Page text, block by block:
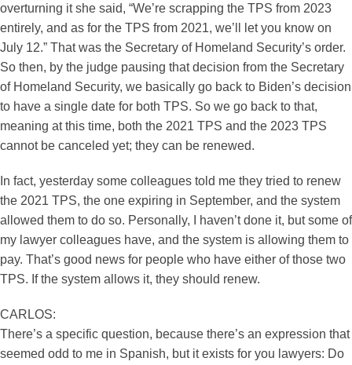
overturning it she said, “We’re scrapping the TPS from 2023
entirely, and as for the TPS from 2021, we’ll let you know on
July 12.” That was the Secretary of Homeland Security’s order.
So then, by the judge pausing that decision from the Secretary
of Homeland Security, we basically go back to Biden’s decision
to have a single date for both TPS. So we go back to that,
meaning at this time, both the 2021 TPS and the 2023 TPS
cannot be canceled yet; they can be renewed.
In fact, yesterday some colleagues told me they tried to renew
the 2021 TPS, the one expiring in September, and the system
allowed them to do so. Personally, I haven’t done it, but some of
my lawyer colleagues have, and the system is allowing them to
pay. That’s good news for people who have either of those two
TPS. If the system allows it, they should renew.
CARLOS:
There’s a specific question, because there’s an expression that
seemed odd to me in Spanish, but it exists for you lawyers: Do